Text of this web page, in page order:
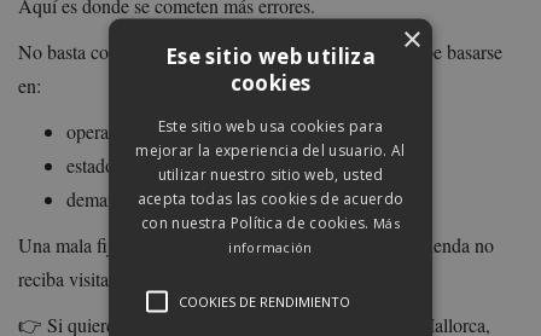
Aquí es donde se cometen más errores.
No basta con mirar anuncios en portales. El precio debe basarse
en:
operaciones reales de la zona
estado del inmueble
demanda actual
Una mala fijación de precio puede provocar que la vivienda no
reciba visitas o se queme en el mercado.
👉 Si quieres saber cuánto vale tu casa en Palma de Mallorca,
×
Ese sitio web utiliza
cookies
Este sitio web usa cookies para
mejorar la experiencia del usuario. Al
utilizar nuestro sitio web, usted
acepta todas las cookies de acuerdo
con nuestra Política de cookies. Más
información
COOKIES DE RENDIMIENTO